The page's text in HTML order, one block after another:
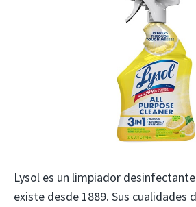
Lysol es un limpiador
existe desde 1889. Sus cualidades